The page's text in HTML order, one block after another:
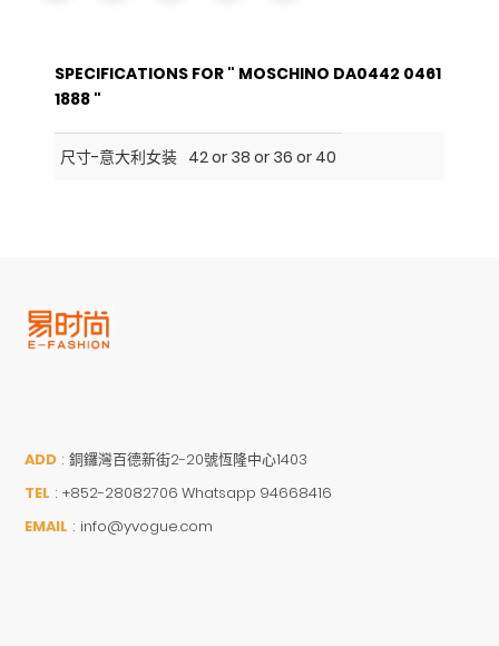
SPECIFICATIONS FOR " MOSCHINO DA0442 0461
1888 "
尺寸-意大利女装 42 or 38 or 36 or 40
ADD : 銅鑼灣百德新街2-20號恆隆中心1403
TEL : +852-28082706 Whatsapp 94668416
EMAIL : info@yvogue.com